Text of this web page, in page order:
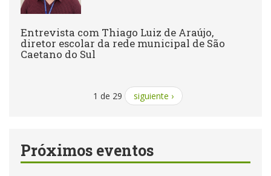
Entrevista com Thiago Luiz de Araújo,
diretor escolar da rede municipal de São
Caetano do Sul
1 de 29 siguiente ›
Próximos eventos